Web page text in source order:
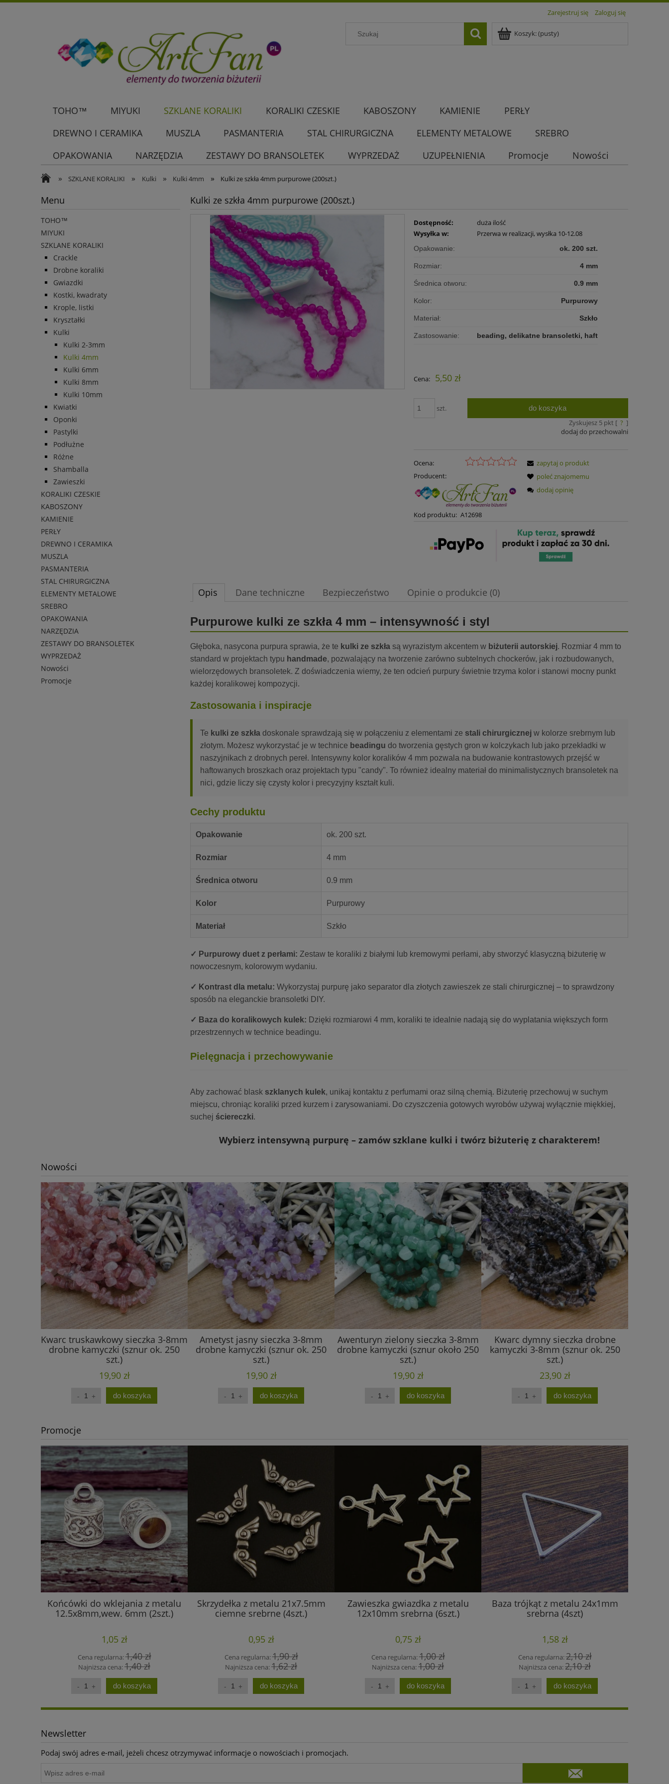
Zarejestruj się Zaloguj się
Koszyk:(pusty)
TOHO™ MIYUKI SZKLANE KORALIKI KORALIKI CZESKIE KABOSZONY KAMIENIE
PERŁY
DREWNO I CERAMIKA
MUSZLA PASMANTERIA STAL CHIRURGICZNA ELEMENTY METALOWE
SREBRO
OPAKOWANIA
NARZĘDZIA ZESTAWY DO BRANSOLETEK WYPRZEDAŻ UZUPEŁNIENIA Promocje Nowości
» SZKLANE KORALIKI » Kulki » Kulki 4mm » Kulki ze szkła 4mm purpurowe (200szt.)
Menu
TOHO™
MIYUKI
SZKLANE KORALIKI
Crackle
Drobne koraliki
Gwiazdki
Kostki, kwadraty
Krople, listki
Kryształki
Kulki
Kulki 2-3mm
Kulki 4mm
Kulki 6mm
Kulki 8mm
Kulki 10mm
Kwiatki
Oponki
Pastylki
Podłużne
Różne
Shamballa
Zawieszki
KORALIKI CZESKIE
KABOSZONY
KAMIENIE
PERŁY
DREWNO I CERAMIKA
MUSZLA
PASMANTERIA
STAL CHIRURGICZNA
ELEMENTY METALOWE
SREBRO
OPAKOWANIA
NARZĘDZIA
ZESTAWY DO BRANSOLETEK
WYPRZEDAŻ
Nowości
Promocje
Kulki ze szkła 4mm purpurowe (200szt.)
Dostępność:
duża ilość
Wysyłka w:
Przerwa w realizacji, wysłka 10-12.08
Opakowanie: ok. 200 szt.
Rozmiar: 4 mm
Średnica otworu: 0.9 mm
Kolor: Purpurowy
Materiał: Szkło
Zastosowanie: beading, delikatne bransoletki, haft
Cena: 5,50 zł
szt. do koszyka
Zyskujesz 5pkt [ ? ]
dodaj do przechowalni
Ocena:
Producent:
Kod produktu: A12698
zapytaj o produkt
poleć znajomemu
dodaj opinię
Opis Dane techniczne Bezpieczeństwo Opinie o produkcie (0)
Purpurowe kulki ze szkła 4 mm – intensywność i styl
Głęboka, nasycona purpura sprawia, że te kulki ze szkła są wyrazistym akcentem w biżuterii autorskiej. Rozmiar 4 mm to
standard w projektach typu handmade, pozwalający na tworzenie zarówno subtelnych chockerów, jak i rozbudowanych,
wielorzędowych bransoletek. Z doświadczenia wiemy, że ten odcień purpury świetnie trzyma kolor i stanowi mocny punkt
każdej koralikowej kompozycji.
Zastosowania i inspiracje
Te kulki ze szkła doskonale sprawdzają się w połączeniu z elementami ze stali chirurgicznej w kolorze srebrnym lub
złotym. Możesz wykorzystać je w technice beadingu do tworzenia gęstych gron w kolczykach lub jako przekładki w
naszyjnikach z drobnych pereł. Intensywny kolor koralików 4 mm pozwala na budowanie kontrastowych przejść w
haftowanych broszkach oraz projektach typu "candy". To również idealny materiał do minimalistycznych bransoletek na
nici, gdzie liczy się czysty kolor i precyzyjny kształt kuli.
Cechy produktu
Opakowanie ok. 200 szt.
Rozmiar 4 mm
Średnica otworu 0.9 mm
Kolor Purpurowy
Materiał Szkło
✓ Purpurowy duet z perłami: Zestaw te koraliki z białymi lub kremowymi perłami, aby stworzyć klasyczną biżuterię w
nowoczesnym, kolorowym wydaniu.
✓ Kontrast dla metalu: Wykorzystaj purpurę jako separator dla złotych zawieszek ze stali chirurgicznej – to sprawdzony
sposób na eleganckie bransoletki DIY.
✓ Baza do koralikowych kulek: Dzięki rozmiarowi 4 mm, koraliki te idealnie nadają się do wyplatania większych form
przestrzennych w technice beadingu.
Pielęgnacja i przechowywanie
Aby zachować blask szklanych kulek, unikaj kontaktu z perfumami oraz silną chemią. Biżuterię przechowuj w suchym
miejscu, chroniąc koraliki przed kurzem i zarysowaniami. Do czyszczenia gotowych wyrobów używaj wyłącznie miękkiej,
suchej ściereczki.
Wybierz intensywną purpurę – zamów szklane kulki i twórz biżuterię z charakterem!
Nowości
Kwarc truskawkowy sieczka 3-8mm
drobne kamyczki (sznur ok. 250
szt.)
19,90 zł
do koszyka
Ametyst jasny sieczka 3-8mm
drobne kamyczki (sznur ok. 250
szt.)
19,90 zł
do koszyka
Awenturyn zielony sieczka 3-8mm
drobne kamyczki (sznur około 250
szt.)
19,90 zł
do koszyka
Kwarc dymny sieczka drobne
kamyczki 3-8mm (sznur ok. 250
szt.)
23,90 zł
do koszyka
Promocje
Końcówki do wklejania z metalu
12.5x8mm,wew. 6mm (2szt.)
1,05 zł
Cena regularna:1,40 zł
Najniższa cena:1,40 zł
do koszyka
Skrzydełka z metalu 21x7.5mm
ciemne srebrne (4szt.)
0,95 zł
Cena regularna:1,90 zł
Najniższa cena:1,62 zł
do koszyka
Zawieszka gwiazdka z metalu
12x10mm srebrna (6szt.)
0,75 zł
Cena regularna:1,00 zł
Najniższa cena:1,00 zł
do koszyka
Baza trójkąt z metalu 24x1mm
srebrna (4szt)
1,58 zł
Cena regularna:2,10 zł
Najniższa cena:2,10 zł
do koszyka
Newsletter
Podaj swój adres e-mail, jeżeli chcesz otrzymywać informacje o nowościach i promocjach.